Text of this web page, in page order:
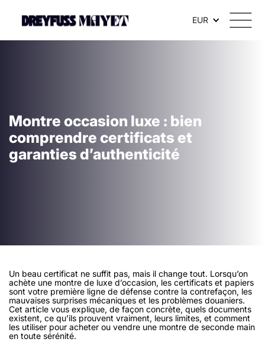
EUR
Montre occasion luxe : bien
comprendre certificats et
garanties d’authenticité
Un beau certificat ne suffit pas, mais il change tout. Lorsqu’on
achète une montre de luxe d’occasion, les certificats et papiers
sont votre première ligne de défense contre la contrefaçon, les
mauvaises surprises mécaniques et les problèmes douaniers.
Cet article vous explique, de façon concrète, quels documents
existent, ce qu’ils prouvent vraiment, leurs limites, et comment
les utiliser pour acheter ou vendre une montre de seconde main
en toute sérénité.